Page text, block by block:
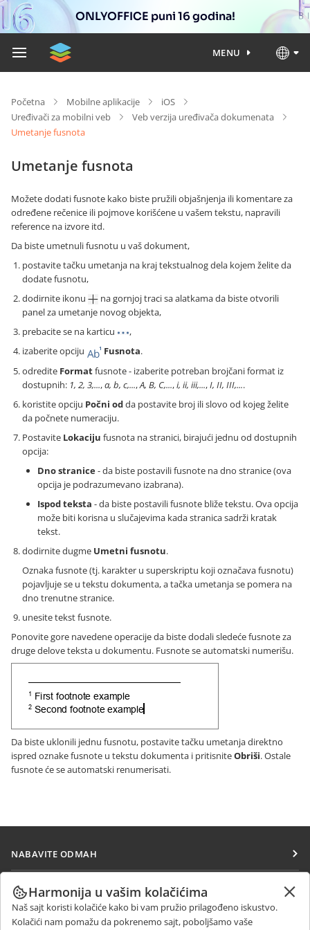
ONLYOFFICE puni 16 godina!
MENU
Početna Mobilne aplikacije
iOS
Uređivači za mobilni veb
Veb verzija uređivača dokumenata
Umetanje fusnota
Umetanje fusnota
Možete dodati fusnote kako biste pružili objašnjenja ili komentare za
određene rečenice ili pojmove korišćene u vašem tekstu, napravili
reference na izvore itd.
Da biste umetnuli fusnotu u vaš dokument,
postavite tačku umetanja na kraj tekstualnog dela kojem želite da
dodate fusnotu,
dodirnite ikonu
na gornjoj traci sa alatkama da biste otvorili
panel za umetanje novog objekta,
prebacite se na karticu
,
izaberite opciju
Fusnota.
odredite Formatfusnote - izaberite potreban brojčani format iz
dostupnih: 1, 2, 3,...,a, b, c,...,A, B, C,...,i, ii, iii,...,I, II, III,....
koristite opciju Počni odda postavite broj ili slovo od kojeg želite
da počnete numeraciju.
Postavite Lokaciju fusnota na stranici, birajući jednu od dostupnih
opcija:
Dno stranice- da biste postavili fusnote na dno stranice (ova
opcija je podrazumevano izabrana).
Ispod teksta - da biste postavili fusnote bliže tekstu. Ova opcija
može biti korisna u slučajevima kada stranica sadrži kratak
tekst.
dodirnite dugme Umetni fusnotu.
Oznaka fusnote (tj. karakter u superskriptu koji označava fusnotu)
pojavljuje se u tekstu dokumenta, a tačka umetanja se pomera na
dno trenutne stranice.
unesite tekst fusnote.
Ponovite gore navedene operacije da biste dodali sledeće fusnote za
druge delove teksta u dokumentu. Fusnote se automatski numerišu.
Da biste uklonili jednu fusnotu, postavite tačku umetanja direktno
ispred oznake fusnote u tekstu dokumenta i pritisniteObriši. Ostale
fusnote će se automatski renumerisati.
NABAVITE ODMAH
Docs
DocSpace
Workspace
SARAĐUJTE
Za doprinosioce
PRIMAJTE VESTI
Harmonija u vašim kolačićima
Naš sajt koristi kolačiće kako bi vam pružio prilagođeno iskustvo.
Kolačići nam pomažu da pokrenemo sajt, poboljšamo vaše